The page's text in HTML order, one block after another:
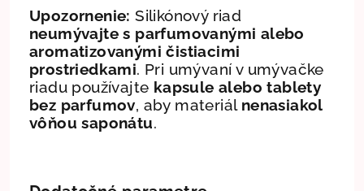
Upozornenie: Silikónový riad
neumývajte s parfumovanými alebo
aromatizovanými čistiacimi
prostriedkami. Pri umývaní v umývačke
riadu používajte kapsule alebo tablety
bez parfumov, aby materiál nenasiakol
vôňou saponátu.